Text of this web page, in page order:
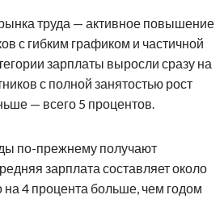
труда — активное повышение
с гибким графиком и частичной
зарплаты выросли сразу на
с полной занятостью рост
— всего 5 процентов.
по-прежнему получают
зарплата составляет около
на 4 процента больше, чем годом